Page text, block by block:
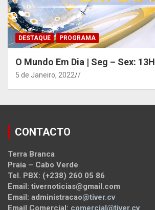
DESTAQUE PROGRAMA
O Mundo Em Dia | Seg – Sex: 13H
5 de Janeiro, 2022 /
CONTACTO
Terra Branca
Praia – Cabo Verde
Tel. PBX: (+238) 260 05 86
Email: tivernoticias@gmail.com
Email: administracao@tiver.cv
Email Comercial: comercial@tiver.cv